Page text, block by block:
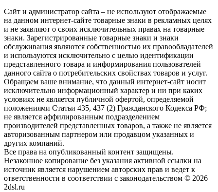
Сайт и администратор сайта – не используют отображаемые
на данном интернет-сайте товарные знаки в рекламных целях
и не заявляют о своих исключительных правах на товарные
знаки. Зарегистрированные товарные знаки и знаки
обслуживания являются собственностью их правообладателей
и используются исключительно с целью идентификации
представленного товара и информирования пользователей
данного сайта о потребительских свойствах товаров и услуг.
Обращаем ваше внимание, что данный интернет-сайт носит
исключительно информационный характер и ни при каких
условиях не является публичной офертой, определяемой
положениями Статьи 435, 437 (2) Гражданского Кодекса РФ;
не является аффилированным подразделением
производителей представленных товаров, а также не является
авторизованным партнером или продавцом указанных и
других компаний.
Все права на опубликованный контент защищены.
Незаконное копирование без указания активной ссылки на
источник является нарушением авторских прав и ведет к
ответственности в соответствии с законодательством © 2026
2dsl.ru